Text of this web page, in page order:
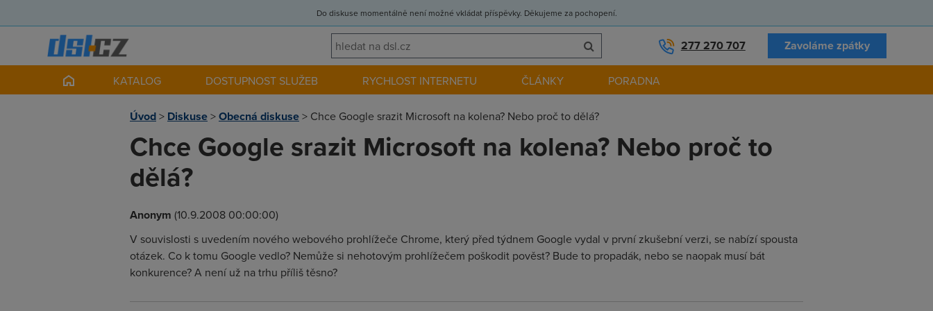
Do diskuse momentálně není možné vkládat příspěvky. Děkujeme za pochopení.
277 270 707 Zavoláme zpátky
KATALOG DOSTUPNOST SLUŽEB RYCHLOST INTERNETU ČLÁNKY PORADNA
Úvod> Diskuse>Obecná diskuse> Chce Google srazit Microsoft na kolena? Nebo proč to dělá?
Chce Google srazit Microsoft na kolena? Nebo proč to
dělá?
Anonym (10.9.2008 00:00:00)
V souvislosti s uvedením nového webového prohlížeče Chrome, který před týdnem Google vydal v první zkušební verzi, se nabízí spousta
otázek. Co k tomu Google vedlo? Nemůže si nehotovým prohlížečem poškodit pověst? Bude to propadák, nebo se naopak musí bát
konkurence? A není už na trhu příliš těsno?